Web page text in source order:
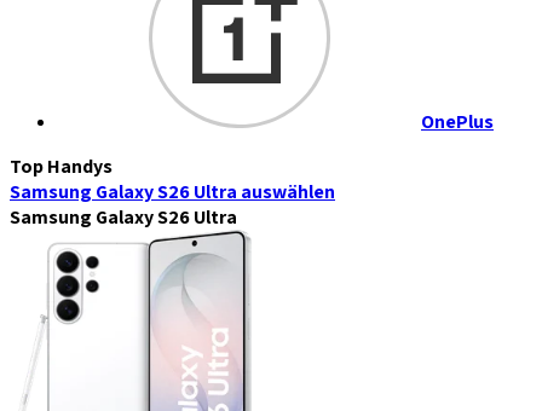
OnePlus
Top Handys
Samsung Galaxy S26 Ultra auswählen
Samsung Galaxy S26 Ultra